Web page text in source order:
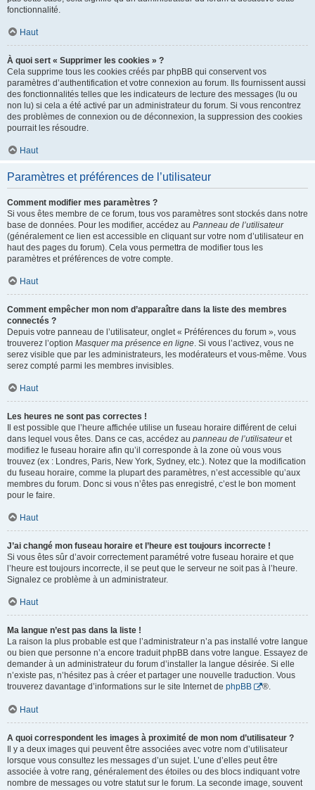
fonctionnalité.
Haut
À quoi sert « Supprimer les cookies » ?
Cela supprime tous les cookies créés par phpBB qui conservent vos
paramètres d’authentification et votre connexion au forum. Ils fournissent aussi
des fonctionnalités telles que les indicateurs de lecture des messages (lu ou
non lu) si cela a été activé par un administrateur du forum. Si vous rencontrez
des problèmes de connexion ou de déconnexion, la suppression des cookies
pourrait les résoudre.
Haut
Paramètres et préférences de l’utilisateur
Comment modifier mes paramètres ?
Si vous êtes membre de ce forum, tous vos paramètres sont stockés dans notre
base de données. Pour les modifier, accédez au Panneau de l’utilisateur
(généralement ce lien est accessible en cliquant sur votre nom d’utilisateur en
haut des pages du forum). Cela vous permettra de modifier tous les
paramètres et préférences de votre compte.
Haut
Comment empêcher mon nom d’apparaître dans la liste des membres
connectés ?
Depuis votre panneau de l’utilisateur, onglet « Préférences du forum », vous
trouverez l’option Masquer ma présence en ligne. Si vous l’activez, vous ne
serez visible que par les administrateurs, les modérateurs et vous-même. Vous
serez compté parmi les membres invisibles.
Haut
Les heures ne sont pas correctes !
Il est possible que l’heure affichée utilise un fuseau horaire différent de celui
dans lequel vous êtes. Dans ce cas, accédez au panneau de l’utilisateuret
modifiez le fuseau horaire afin qu’il corresponde à la zone où vous vous
trouvez (ex : Londres, Paris, New York, Sydney, etc.). Notez que la modification
du fuseau horaire, comme la plupart des paramètres, n’est accessible qu’aux
membres du forum. Donc si vous n’êtes pas enregistré, c’est le bon moment
pour le faire.
Haut
J’ai changé mon fuseau horaire et l’heure est toujours incorrecte !
Si vous êtes sûr d’avoir correctement paramétré votre fuseau horaire et que
l’heure est toujours incorrecte, il se peut que le serveur ne soit pas à l’heure.
Signalez ce problème à un administrateur.
Haut
Ma langue n’est pas dans la liste !
La raison la plus probable est que l’administrateur n’a pas installé votre langue
ou bien que personne n’a encore traduit phpBB dans votre langue. Essayez de
demander à un administrateur du forum d’installer la langue désirée. Si elle
n’existe pas, n’hésitez pas à créer et partager une nouvelle traduction. Vous
trouverez davantage d’informations sur le site Internet de phpBB ®.
Haut
A quoi correspondent les images à proximité de mon nom d’utilisateur ?
Il y a deux images qui peuvent être associées avec votre nom d’utilisateur
lorsque vous consultez les messages d’un sujet. L’une d’elles peut être
associée à votre rang, généralement des étoiles ou des blocs indiquant votre
nombre de messages ou votre statut sur le forum. La seconde image, souvent